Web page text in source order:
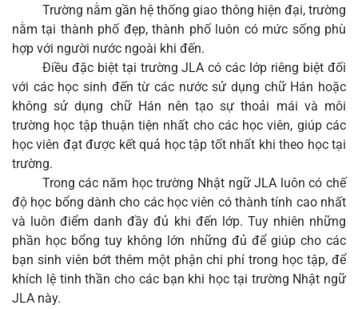
Trường nằm gần hệ thống giao thông hiện đại, trường
nằm tại thành phố đẹp, thành phố luôn có mức sống phù
hợp với người nước ngoài khi đến.
Điều đặc biệt tại trường JLA có các lớp riêng biệt đối
với các học sinh đến từ các nước sử dụng chữ Hán hoặc
không sử dụng chữ Hán nên tạo sự thoải mái và môi
trường học tập thuận tiện nhất cho các học viên, giúp các
học viên đạt được kết quả học tập tốt nhất khi theo học tại
trường.
Trong các năm học trường Nhật ngữ JLA luôn có chế
độ học bổng dành cho các học viên có thành tính cao nhất
và luôn điểm danh đầy đủ khi đến lớp. Tuy nhiên những
phần học bổng tuy không lớn những đủ để giúp cho các
bạn sinh viên bớt thêm một phận chi phí trong học tập, để
khích lệ tinh thần cho các bạn khi học tại trường Nhật ngữ
JLA này.